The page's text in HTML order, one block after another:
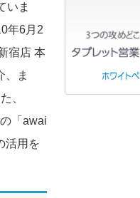
いま
年6月2
宿店 本
、ま
、
「awai
活用を